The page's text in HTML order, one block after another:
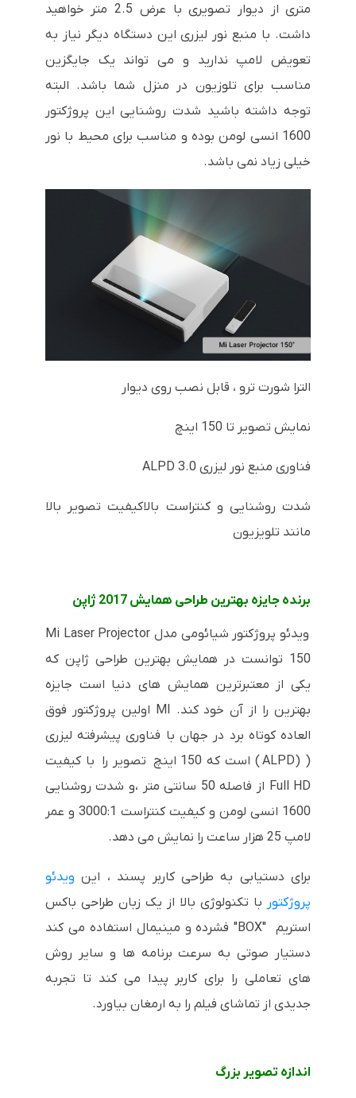
متری از دیوار تصویری با عرض 2.5 متر خواهید
داشت. با منبع نور لیزری این دستگاه دیگر نیاز به
تعویض لامپ ندارید و می تواند یک جایگزین
مناسب برای تلوزیون در منزل شما باشد. البته
توجه داشته باشید شدت روشنایی این پروژکتور
1600 انسی لومن بوده و مناسب برای محیط با نور
خیلی زیاد نمی باشد.
الترا شورت ترو ، قابل نصب روی دیوار
نمایش تصویر تا 150 اینچ
فناوری منبع نور لیزری ALPD 3.0
شدت روشنایی و کنتراست بالاکیفیت تصویر بالا
مانند تلویزیون
برنده جایزه بهترین طراحی همایش 2017 ژاپن
ویدئو پروژکتور شیائومی مدل Mi Laser Projector
150 توانست در همایش بهترین طراحی ژاپن که
یکی از معتبرترین همایش های دنیا است جایزه
بهترین را از آن خود کند. MI اولین پروژکتور فوق
العاده کوتاه برد در جهان با فناوری پیشرفته لیزری
(
ALPD)) است که 150 اینچ تصویر را با کیفیت
Full HD
از فاصله 50 سانتی متر ،و شدت روشنایی
1600 انسی لومن و کیفیت کنتراست 3000:1 و عمر
لامپ 25 هزار ساعت را نمایش می دهد.
برای دستیابی به طراحی کاربر پسند ، این ویدئو
پروژکتور با تکنولوژی بالا از یک زبان طراحی باکس
استریم "BOX" فشرده و مینیمال استفاده می کند
دستیار صوتی به سرعت برنامه ها و سایر روش
های تعاملی را برای کاربر پیدا می کند تا تجربه
جدیدی از تماشای فیلم را به ارمغان بیاورد.
اندازه تصویر بزرگ